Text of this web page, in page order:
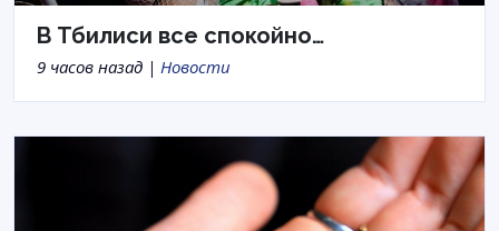
В Тбилиси все спокойно…
9 часов назад | Новости